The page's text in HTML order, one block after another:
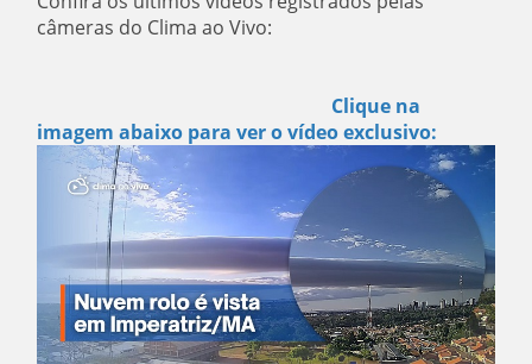
câmeras do Clima ao Vivo:
Clique na
imagem abaixo para ver o vídeo exclusivo: